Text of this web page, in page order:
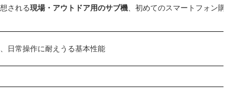
される現場・アウトドア用のサブ機、初めてのスマートフォン購
日常操作に耐えうる基本性能